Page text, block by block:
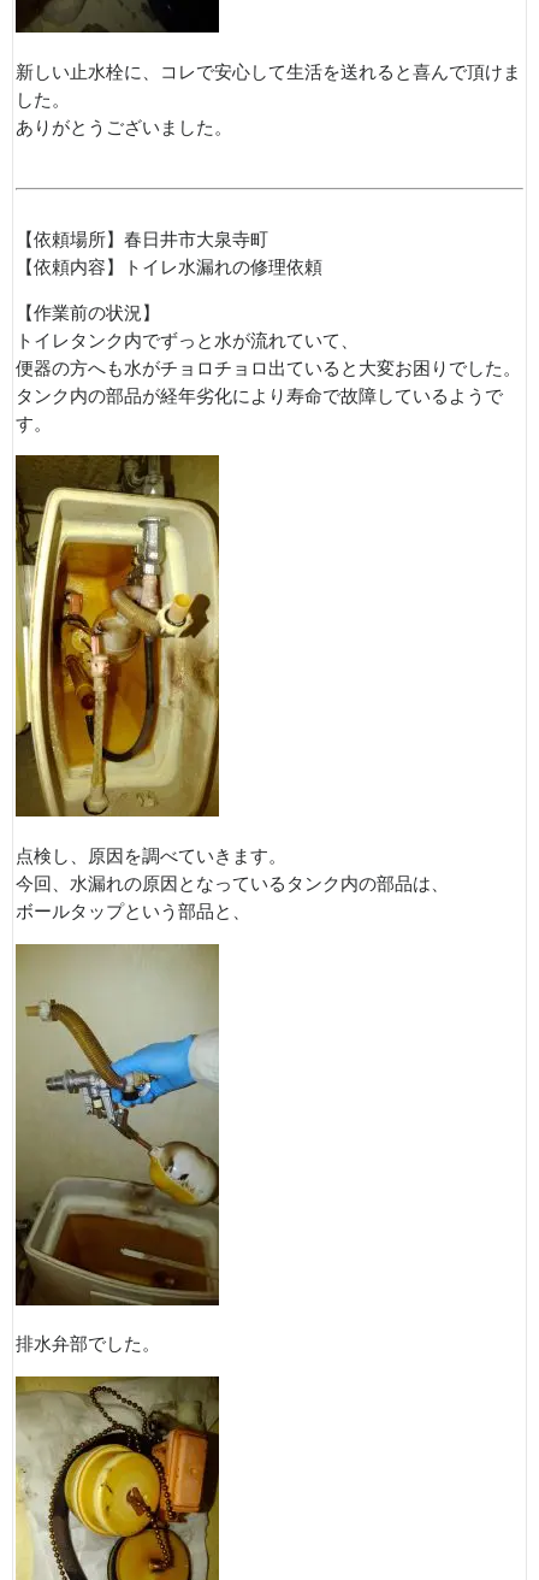
新しい止水栓に、コレで安心して生活を送れると喜んで頂けま
した。
ありがとうございました。
【依頼場所】春日井市大泉寺町
【依頼内容】トイレ水漏れの修理依頼
【作業前の状況】
トイレタンク内でずっと水が流れていて、
便器の方へも水がチョロチョロ出ていると大変お困りでした。
タンク内の部品が経年劣化により寿命で故障しているようで
す。
点検し、原因を調べていきます。
今回、水漏れの原因となっているタンク内の部品は、
ボールタップという部品と、
排水弁部でした。